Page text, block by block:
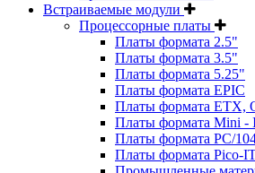
Встраиваемые модули
Процессорные платы
Платы формата 2.5"
Платы формата 3.5"
Платы формата 5.25"
Платы формата EPIC
Платы формата ETX,
Платы формата Mini -
Платы формата PC/
Платы формата Pico-